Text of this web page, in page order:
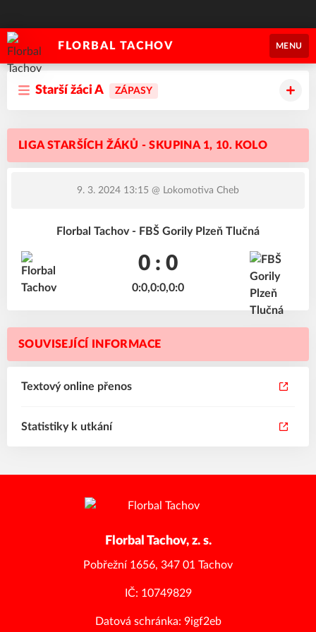
FLORBAL TACHOV MENU
Starší žáci A ZÁPASY
LIGA STARŠÍCH ŽÁKŮ - SKUPINA 1, 10. KOLO
9. 3. 2024 13:15 @ Lokomotiva Cheb
Florbal Tachov - FBŠ Gorily Plzeň Tlučná
0 : 0
0:0,0:0,0:0
SOUVISEJÍCÍ INFORMACE
Textový online přenos
Statistiky k utkání
Florbal Tachov, z. s.
Pobřežní 1656, 347 01 Tachov
IČ: 10749829
Datová schránka: 9igf2eb